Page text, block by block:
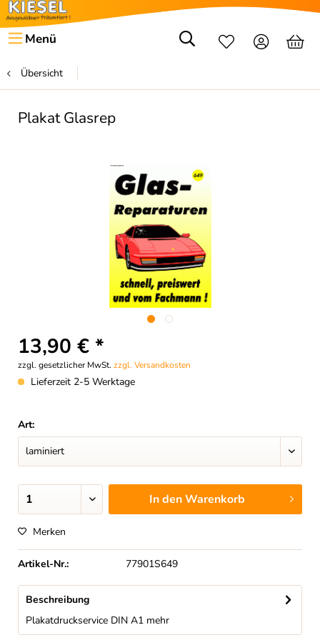
Menü
Übersicht
Plakat Glasrep
13,90 € *
zzgl. gesetzlicher MwSt. zzgl. Versandkosten
Lieferzeit 2-5 Werktage
Art:
In denWarenkorb
Merken
Artikel-Nr.: 77901S649
Beschreibung
Plakatdruckservice DIN A1 mehr